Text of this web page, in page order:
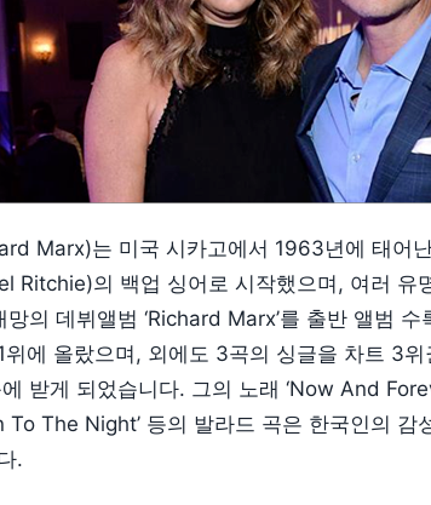
Marx)는 미국 시카고에서 1963년에 태어
Ritchie)의 백업 싱어로 시작했으며, 여러 유
의 데뷔앨범 ‘Richard Marx’를 출반 앨범
위에 올랐으며, 외에도 3곡의 싱글을 차트 3
받게 되었습니다. 그의 노래 ‘Now And
To The Night’ 등의 발라드 곡은 한국인의
.